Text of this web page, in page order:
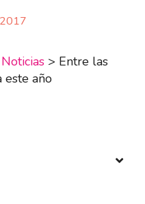
Noticias > Entre las
este año